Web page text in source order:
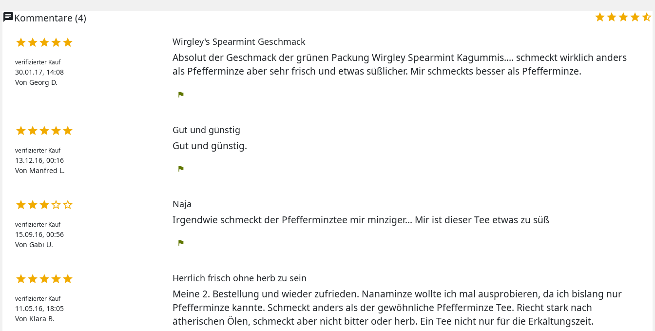
chatKommentare (4) 

verifizierter Kauf
30.01.17, 14:08
Von Georg D.
Wirgley's Spearmint Geschmack
Absolut der Geschmack der grünen Packung Wirgley Spearmint Kagummis.... schmeckt wirklich anders
als Pfefferminze aber sehr frisch und etwas süßlicher. Mir schmeckts besser als Pfefferminze.
flag

verifizierter Kauf
13.12.16, 00:16
Von Manfred L.
Gut und günstig
Gut und günstig.
flag

verifizierter Kauf
15.09.16, 00:56
Von Gabi U.
Naja
Irgendwie schmeckt der Pfefferminztee mir minziger... Mir ist dieser Tee etwas zu süß
flag

verifizierter Kauf
11.05.16, 18:05
Von Klara B.
Herrlich frisch ohne herb zu sein
Meine 2. Bestellung und wieder zufrieden. Nanaminze wollte ich mal ausprobieren, da ich bislang nur
Pfefferminze kannte. Schmeckt anders als der gewöhnliche Pfefferminze Tee. Riecht stark nach
ätherischen Ölen, schmeckt aber nicht bitter oder herb. Ein Tee nicht nur für die Erkältungszeit.